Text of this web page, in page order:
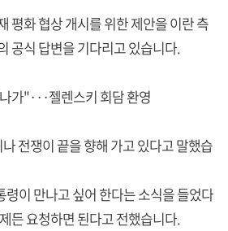
평화 협상 개시를 위한 제안을 이란 측
공식 답변을 기다리고 있습니다.
가"···젤렌스키 회담 환영
전쟁이 끝을 향해 가고 있다고 말했습
이 만나고 싶어 한다는 소식을 들었다
든 요청하면 된다고 전했습니다.